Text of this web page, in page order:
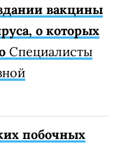
вакцины
о которых
Специалисты
побочных